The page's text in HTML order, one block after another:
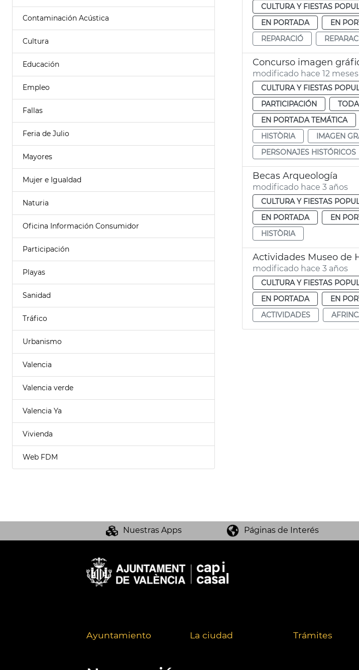
Contaminación Acústica
Cultura
Educación
Empleo
Fallas
Feria de Julio
Mayores
Mujer e Igualdad
Naturia
Oficina Información Consumidor
Participación
Playas
Sanidad
Tráfico
Urbanismo
Valencia
Valencia verde
Valencia Ya
Vivienda
Web FDM
CULTURA Y FIESTAS
EN PORTADA
EN
REPARACIÓ
Concurso imagen
modificado hace 12 meses
CULTURA Y FIESTAS
PARTICIPACIÓN
EN PORTADA TEMÁTICA
HISTÒRIA
IMAGEN
PERSONAJES HISTÓRICOS
Becas Arqueología
modificado hace 3 años
CULTURA Y FIESTAS
EN PORTADA
EN
HISTÒRIA
Actividades Museo de
modificado hace 3 años
CULTURA Y FIESTAS
EN PORTADA
EN
ACTIVIDADES
Nuestras Apps Páginas de Interés
Ayuntamiento La ciudad Trámites